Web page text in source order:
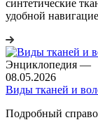
синтетические
удобной
Энциклопедия —
08.05.2026
Виды тканей и
Подробный